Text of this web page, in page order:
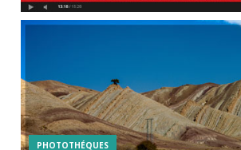
PHOTOTHÉQUES